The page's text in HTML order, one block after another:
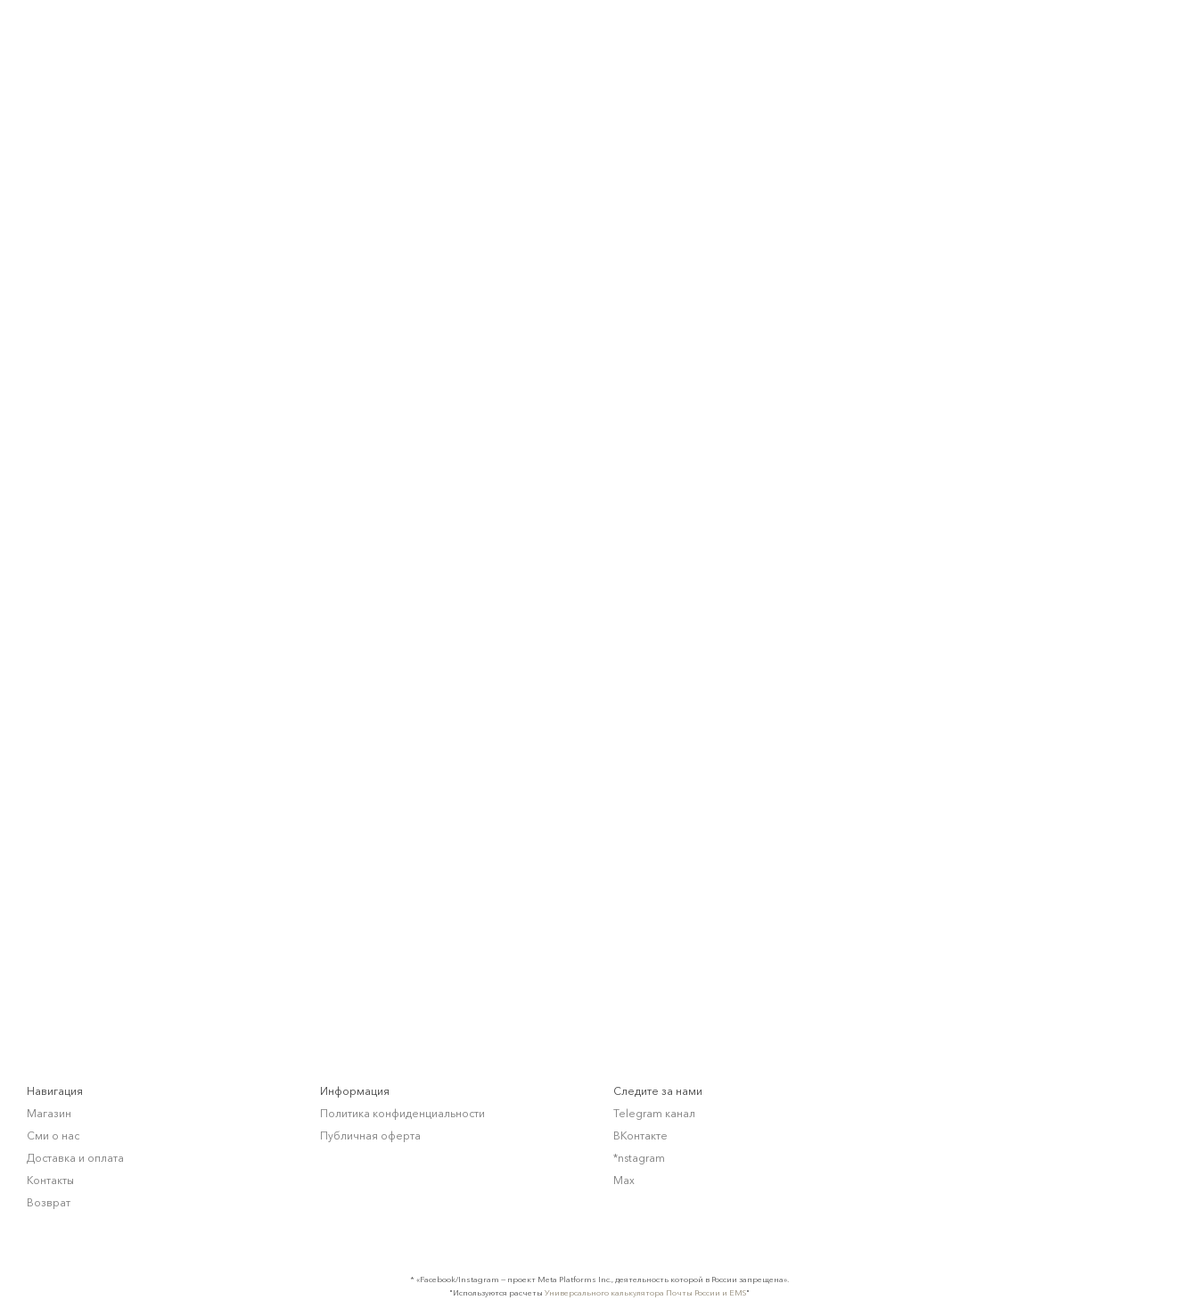
Навигация
Магазин
Сми о нас
Доставка и оплата
Контакты
Возврат
Информация
Политика конфиденциальности
Публичная оферта
Следите за нами
Telegram канал
ВКонтакте
*nstagram
Max
* «Facebook/Instagram — проект Meta Platforms Inc., деятельность которой в России запрещена».
"Используются расчеты Универсального калькулятора Почты России и EMS"